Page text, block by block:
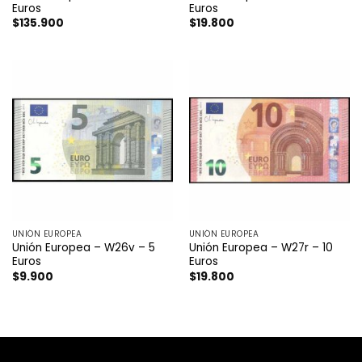
Euros
$135.900
Euros
$19.800
UNIÓN EUROPEA
Unión Europea – W26v – 5
Euros
$9.900
UNIÓN EUROPEA
Unión Europea – W27r – 10
Euros
$19.800